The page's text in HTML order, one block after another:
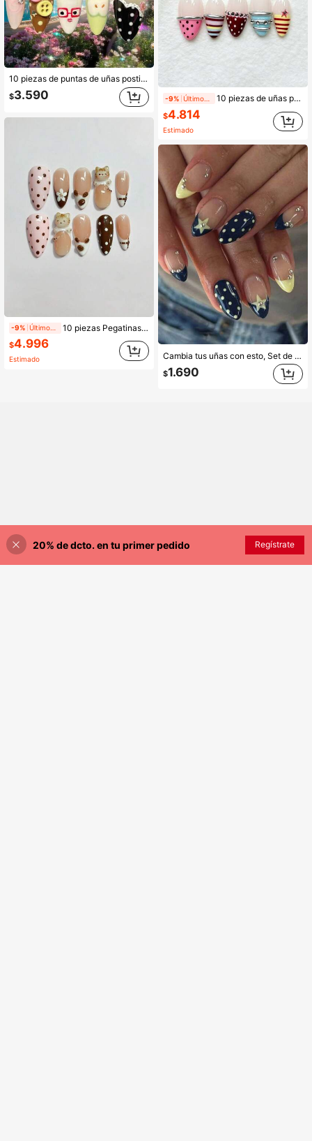
10 piezas de puntas de uñas postizas hechas a mano con forma de almendra de longitud media-larga - Estilo de dibujos animados lindo con manzana, piano y elementos decorativos 3D, juego de uñas postizas lindas estilo Y2K, juego de uñas reutilizable adecuado para uso diario y fiestas
$3.590
-9% Últimos 1 días 10 piezas Pegatinas de uñas 3D con diseño de gato y granos de café, uñas postizas de gel hechas a mano con forma de almendra media, con gel de gelatina, suministros de uñas para regalo del Día de San Valentín
$4.996
Estimado
-9% 10 piezas de uñas postizas de almendra medianas hechas a mano, base de gelatina nude brillante, punta francesa con lunares macaron y rayas de bloques de color, decoración de anillo plateado con estrella de diamante roto, estilo Y2K lindo y juguetón, uñas postizas reutilizables para playa, boda, fiesta y uso diario de verano
$4.814
Estimado
Cambia tus uñas con esto, Set de 24 uñas postizas de estilo retro francés con forma de almendra media, degradado azul y amarillo, lunares y estrellas decoradas con cristales 3D - Ideal para damas y niñas en fiestas, citas y vacaciones
$1.690
AÑADIR A LA BOLSA
20% de dcto. en tu primer pedido Regístrate